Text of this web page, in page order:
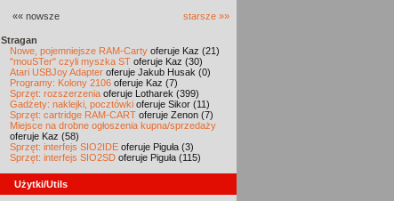
«« nowsze starsze »»
Stragan
Nowe, pojemniejsze RAM-Carty oferuje Kaz (21)
"mouSTer" czyli myszka ST oferuje Kaz (30)
Atari USBJoy Adapter oferuje Jakub Husak (0)
Programy: Kolony 2106 oferuje Kaz (7)
Sprzęt: rozszerzenia oferuje Lotharek (399)
Gadżety: naklejki, pocztówki oferuje Sikor (11)
Sprzęt: cartridge RAM-CART oferuje Zenon (7)
Miejsce na drobne ogłoszenia kupna/sprzedaży
oferuje Kaz (58)
Sprzęt: interfejs SIO2IDE oferuje Piguła (3)
Sprzęt: interfejs SIO2SD oferuje Piguła (115)
Użytki/Utils